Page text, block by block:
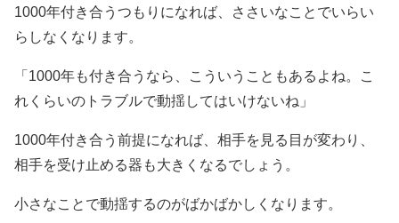
1000年付き合うつもりになれば、ささいなことでいらい
らしなくなります。
「1000年も付き合うなら、こういうこともあるよね。こ
れくらいのトラブルで動揺してはいけないね」
1000年付き合う前提になれば、相手を見る目が変わり、
相手を受け止める器も大きくなるでしょう。
小さなことで動揺するのがばかばかしくなります。